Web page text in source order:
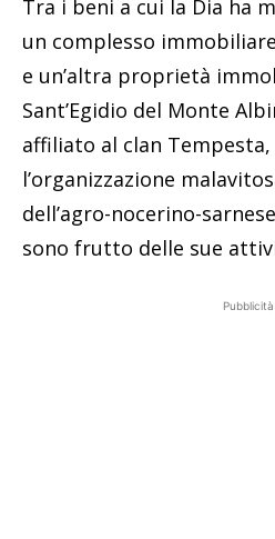
Tra i beni a cui la Dia ha
un complesso
e un’altra proprietà
Sant’Egidio del Monte
affiliato al clan
l’organizzazione
dell’agro-nocerino-
sono frutto delle sue
Pubblicità